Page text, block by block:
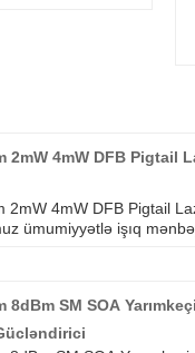
2mW 4mW DFB Pigtail
2mW 4mW DFB Pigtail
ümumiyyətlə işıq
üçün istifadə
diodu CWDM-DFB
quraşdırılmış
8dBm SM SOA